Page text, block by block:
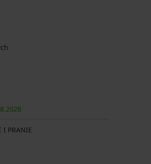
2026
I PRANIE